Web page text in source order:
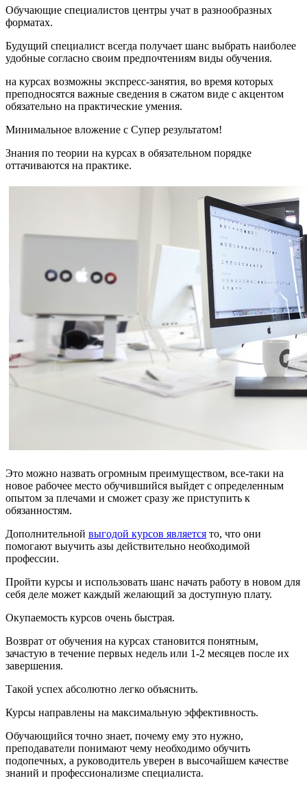
Обучающие специалистов центры учат в разнообразных
форматах.
Будущий специалист всегда получает шанс выбрать наиболее
удобные согласно своим предпочтениям виды обучения.
на курсах возможны экспресс-занятия, во время которых
преподносятся важные сведения в сжатом виде с акцентом
обязательно на практические умения.
Минимальное вложение с Супер результатом!
Знания по теории на курсах в обязательном порядке
оттачиваются на практике.
Это можно назвать огромным преимуществом, все-таки на
новое рабочее место обучившийся выйдет с определенным
опытом за плечами и сможет сразу же приступить к
обязанностям.
Дополнительной выгодой курсов является то, что они
помогают выучить азы действительно необходимой
профессии.
Пройти курсы и использовать шанс начать работу в новом для
себя деле может каждый желающий за доступную плату.
Окупаемость курсов очень быстрая.
Возврат от обучения на курсах становится понятным,
зачастую в течение первых недель или 1-2 месяцев после их
завершения.
Такой успех абсолютно легко объяснить.
Курсы направлены на максимальную эффективность.
Обучающийся точно знает, почему ему это нужно,
преподаватели понимают чему необходимо обучить
подопечных, а руководитель уверен в высочайшем качестве
знаний и профессионализме специалиста.